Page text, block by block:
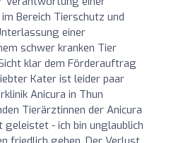
Bereich Tierschutz und
einer
schwer kranken Tier
klar dem Förderauftrag
Kater ist leider paar
Anicura in Thun
Tierärztinnen der Anicura
- ich bin unglaublich